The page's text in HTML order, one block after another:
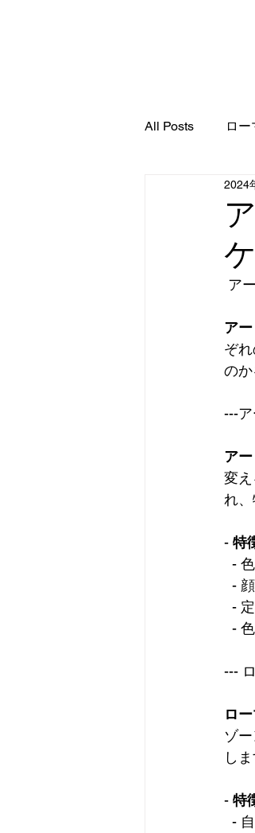
All Posts ロ
2024
ア
ア
ぞ
の
---
ア
変
れ
- 特
-
-
-
-
---
ロ
ゾ
し
- 特
-